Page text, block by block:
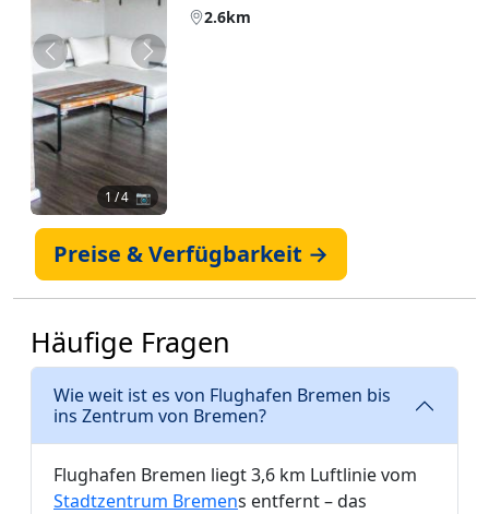
Zurück Weiter
1 / 4 📷
2.6km
Preise & Verfügbarkeit →
Häufige Fragen
Wie weit ist es von Flughafen Bremen bis
ins Zentrum von Bremen?
Flughafen Bremen liegt 3,6 km Luftlinie vom
Stadtzentrum Bremens entfernt – das